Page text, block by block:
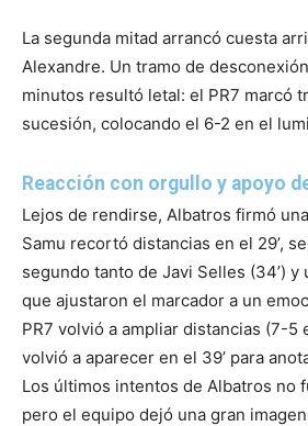
La segunda mitad arrancó cuesta
Alexandre. Un tramo de
minutos resultó letal: el PR7 marcó
sucesión, colocando el 6-2 en el
Reacción con orgullo y apoyo
Lejos de rendirse, Albatros firmó
Samu recortó distancias en el 29’,
segundo tanto de Javi Selles (34’) y
que ajustaron el marcador a un
PR7 volvió a ampliar distancias (7-5
volvió a aparecer en el 39’ para
Los últimos intentos de Albatros no
pero el equipo dejó una gran